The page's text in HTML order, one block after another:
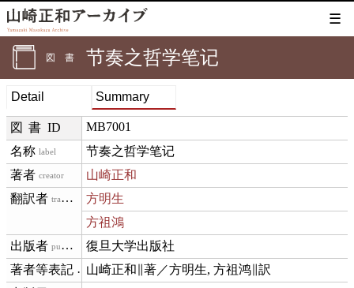
☰
図書 节奏之哲学笔记
Detail Summary
図書ID MB7001
label 节奏之哲学笔记
creator 山崎正和
translator
方明生
方祖鴻
publisher 復旦大学出版社
creditText
山崎正和∥著／方明生, 方祖鸿∥訳